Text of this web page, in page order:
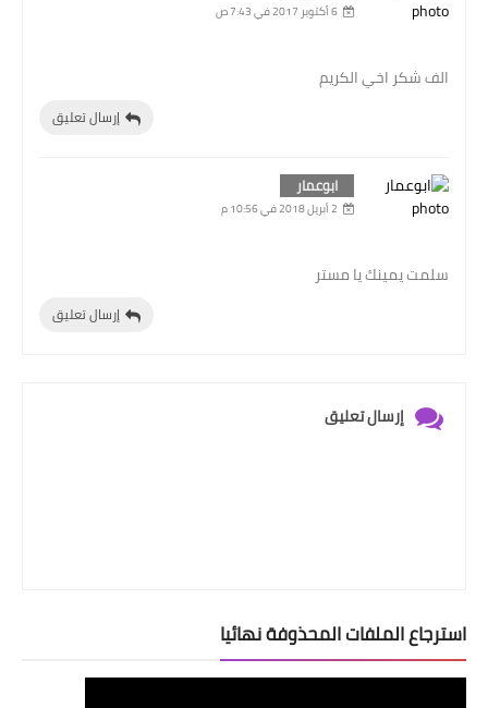
6 أكتوبر 2017 في 7:43 ص
الف شكر اخي الكريم
إرسال تعليق
ابوعمار
2 أبريل 2018 في 10:56 م
سلمت يمينك يا مستر
إرسال تعليق
إرسال تعليق
استرجاع الملفات المحذوفة نهائيا